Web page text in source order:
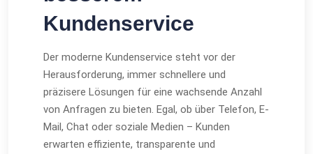
Kundenservice
Der moderne Kundenservice steht vor der
Herausforderung, immer schnellere und
präzisere Lösungen für eine wachsende Anzahl
von Anfragen zu bieten. Egal, ob über Telefon, E-
Mail, Chat oder soziale Medien – Kunden
erwarten effiziente, transparente und